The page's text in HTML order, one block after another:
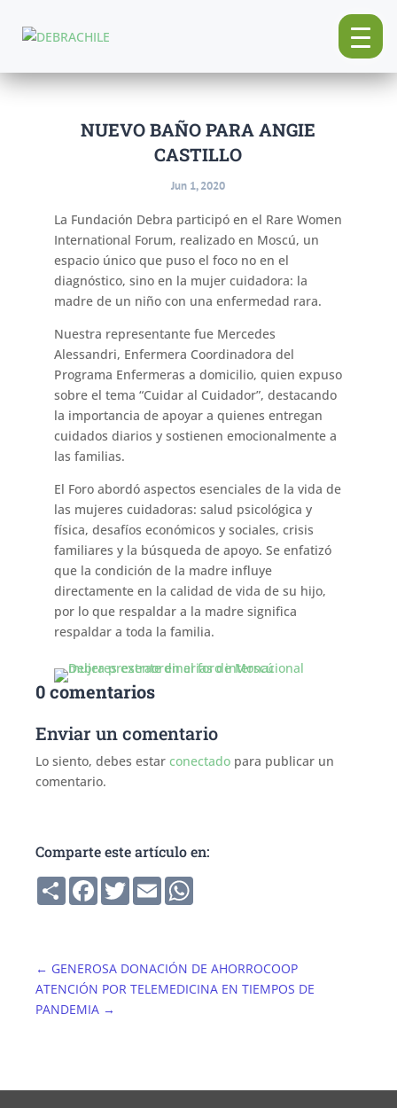
NUEVO BAÑO PARA ANGIE
CASTILLO
Jun 1, 2020
La Fundación Debra participó en el Rare Women
International Forum, realizado en Moscú, un
espacio único que puso el foco no en el
diagnóstico, sino en la mujer cuidadora: la
madre de un niño con una enfermedad rara.
Nuestra representante fue Mercedes
Alessandri, Enfermera Coordinadora del
Programa Enfermeras a domicilio, quien expuso
sobre el tema “Cuidar al Cuidador”, destacando
la importancia de apoyar a quienes entregan
cuidados diarios y sostienen emocionalmente a
las familias.
El Foro abordó aspectos esenciales de la vida de
las mujeres cuidadoras: salud psicológica y
física, desafíos económicos y sociales, crisis
familiares y la búsqueda de apoyo. Se enfatizó
que la condición de la madre influye
directamente en la calidad de vida de su hijo,
por lo que respaldar a la madre significa
respaldar a toda la familia.
0 comentarios
Enviar un comentario
Lo siento, debes estarconectado para publicar un
comentario.
Comparte este artículo en:
CompartirFacebookTwitterEmail
← GENEROSA DONACIÓN DE AHORROCOOP
ATENCIÓN POR TELEMEDICINA EN TIEMPOS DE
PANDEMIA →